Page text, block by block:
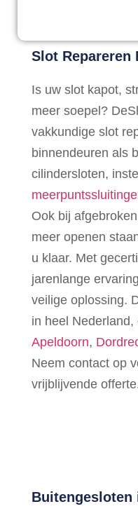
Slot Repareren
Is uw slot kapot,
meer soepel?
vakkundige slot
binnendeuren als
cilindersloten,
Ook bij
meer openen
u klaar. Met
jarenlange
veilige oplossing.
in heel
Apeldoorn,
Neem contact op
vrijblijvende
Buitengesloten